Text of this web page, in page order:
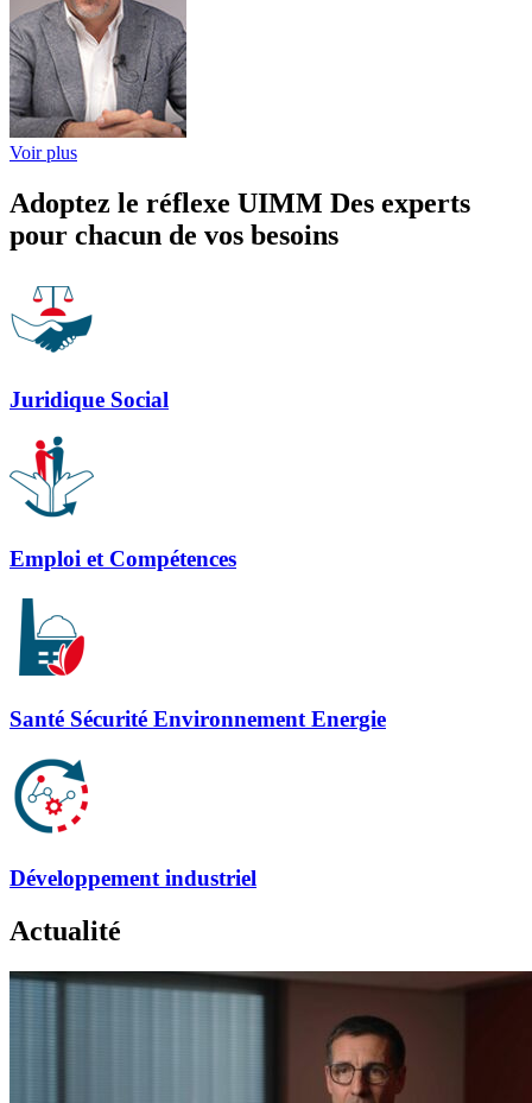
Voir plus
Adoptez le réflexe UIMM Des experts
pour chacun de vos besoins
Juridique Social
Emploi et Compétences
Santé Sécurité Environnement Energie
Développement industriel
Actualité